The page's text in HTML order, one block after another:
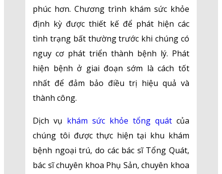
phúc hơn. Chương trình khám sức khỏe
định kỳ được thiết kế để phát hiện các
tình trạng bất thường trước khi chúng có
nguy cơ phát triển thành bệnh lý. Phát
hiện bệnh ở giai đoạn sớm là cách tốt
nhất để đảm bảo điều trị hiệu quả và
thành công.
Dịch vụ khám sức khỏe tổng quát của
chúng tôi được thực hiện tại khu khám
bệnh ngoại trú, do các bác sĩ Tổng Quát,
bác sĩ chuyên khoa Phụ Sản, chuyên khoa